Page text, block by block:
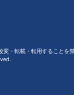
・転載・転用することを